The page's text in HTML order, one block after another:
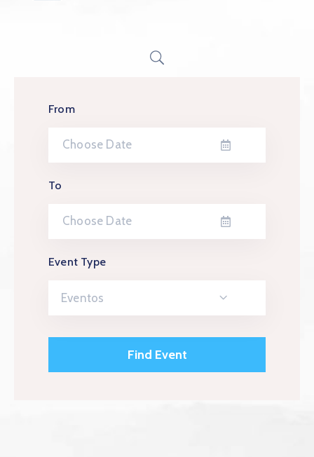
From
To
Event Type
Eventos